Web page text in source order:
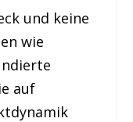
und keine
wie
auf